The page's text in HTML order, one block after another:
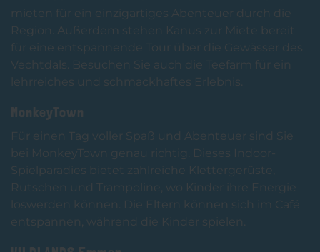
mieten für ein einzigartiges Abenteuer durch die
Region. Außerdem stehen Kanus zur Miete bereit
für eine entspannende Tour über die Gewässer des
Vechtdals. Besuchen Sie auch die Teefarm für ein
lehrreiches und schmackhaftes Erlebnis.
MonkeyTown
Für einen Tag voller Spaß und Abenteuer sind Sie
bei MonkeyTown genau richtig. Dieses Indoor-
Spielparadies bietet zahlreiche Klettergerüste,
Rutschen und Trampoline, wo Kinder ihre Energie
loswerden können. Die Eltern können sich im Café
entspannen, während die Kinder spielen.